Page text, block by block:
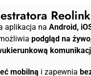
Reolink
aplikacja na Android,
podgląd na żywo
mobilną i zapewnia